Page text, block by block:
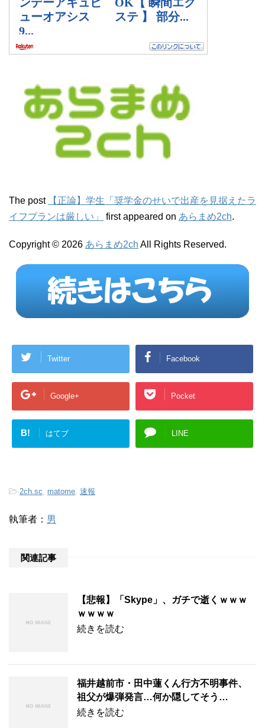
The post
【正論】学生「奨学金のせいで出産を見据えたラ
イフプランは厳しい」
first appeared on あらまめ2ch.
Copyright © 2026 あらまめ2ch All Rights Reserved.
Twitter Facebook
Google+ Pocket
B! はてブ LINE
-2ch.sc matome 速報
執筆者： 男
関連記事
【悲報】「Skype」、ガチで逝くｗｗｗ
ｗｗｗｗ
続きを読む
福井越前市・田中蓮くん行方不明事件、
祖父が爆弾発言…何か隠してそう…
続きを読む